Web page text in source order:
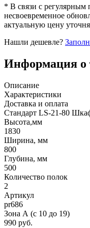
* В связи с
несвоевременное
актуальную цену
Нашли дешевле?
Информация о
Описание
Характеристики
Доставка и оплата
Стандарт LS-21-80
Высота,мм
1830
Ширина, мм
800
Глубина, мм
500
Количество полок
2
Артикул
pr686
Зона А (c 10 до 19)
990 руб.